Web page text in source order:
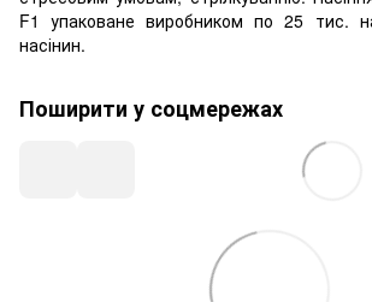
F1 упаковане виробником по 25 тис.
насінин.
Поширити у соцмережах